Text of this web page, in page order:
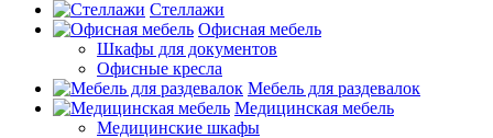
Стеллажи
Офисная мебель
Шкафы для документов
Офисные кресла
Мебель для раздевалок
Медицинская мебель
Медицинские шкафы